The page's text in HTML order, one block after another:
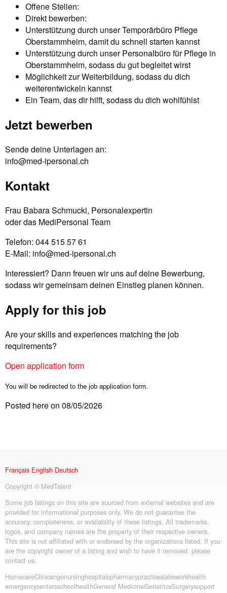
Offene Stellen:
Direkt bewerben:
Unterstützung durch unser Temporärbüro Pflege
Oberstammheim, damit du schnell starten kannst
Unterstützung durch unser Personalbüro für Pflege in
Oberstammheim, sodass du gut begleitet wirst
Möglichkeit zur Weiterbildung, sodass du dich
weiterentwickeln kannst
Ein Team, das dir hilft, sodass du dich wohlfühlst
Jetzt bewerben
Sende deine Unterlagen an:
info@med-ipersonal.ch
Kontakt
Frau Babara Schmucki, Personalexpertin
oder das MediPersonal Team
Telefon: 044 515 57 61
E-Mail: info@med-ipersonal.ch
Interessiert? Dann freuen wir uns auf deine Bewerbung,
sodass wir gemeinsam deinen Einstieg planen können.
Apply for this job
Are your skills and experiences matching the job
requirements?
Open application form
You will be redirected to the job application form.
Posted here on 08/05/2026
Français English Deutsch
Copyright © MedTalent
Some job listings on this site are sourced from external websites and are
provided for informational purposes only. We do not guarantee the
accuracy, completeness, or availability of these listings. All trademarks,
logos, and company names are the property of their respective owners.
This site is not affiliated with or endorsed by the organizations listed. If you
are the copyright owner of a listing and wish to have it removed, please
contact us.
HomecareClinicsngonursinghospitalspharmacypracticeslabsworkhealth
emergencycentersschoolhealthGeneral MedicineGeriatricsSurgerysupport